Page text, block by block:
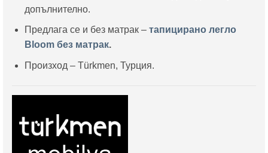
допълнително.
Предлага се и без матрак – тапицирано легло
Bloom без матрак.
Произход – Türkmen, Турция.